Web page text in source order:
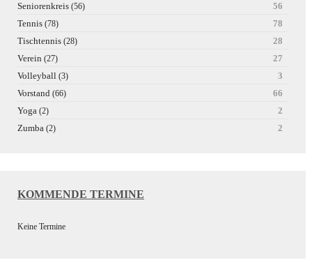
Seniorenkreis (56)
56
Tennis (78)
78
Tischtennis (28)
28
Verein (27)
27
Volleyball (3)
3
Vorstand (66)
66
Yoga (2)
2
Zumba (2) 2
KOMMENDE TERMINE
Keine Termine